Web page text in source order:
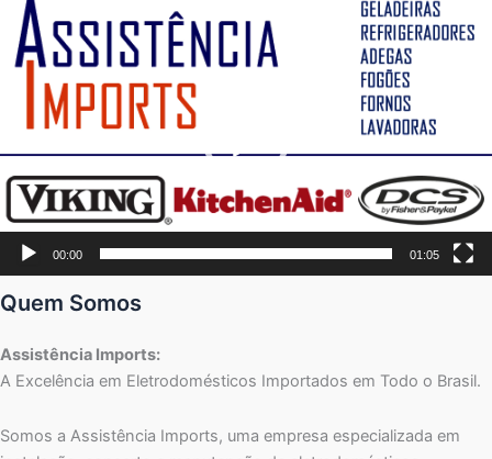
Tocador
vídeo
00:00 01:05
Quem Somos
Assistência Imports:
A Excelência em Eletrodomésticos Importados em Todo o Brasil.
Somos a Assistência Imports, uma empresa especializada em